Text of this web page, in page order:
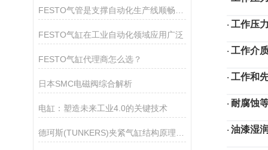
FESTO气缸在工业自动化领域应用广泛
FESTO气缸代理商怎么选？
日本SMC电磁阀综合解析
电缸：塑造未来工业4.0的关键技术
· 工作压
· 工作介
· 工作和
· 耐腐蚀
· 油漆湿